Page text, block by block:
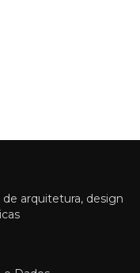
arquitetura, design